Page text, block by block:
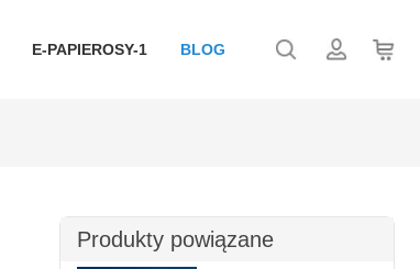
E-PAPIEROSY-1 BLOG
Produkty powiązane